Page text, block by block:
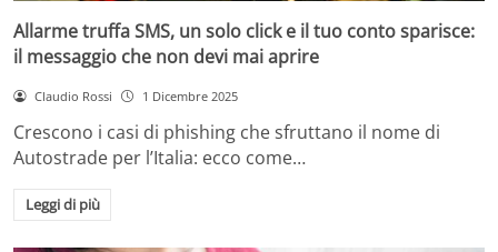
Allarme truffa SMS, un solo click e il tuo conto sparisce:
il messaggio che non devi mai aprire
Claudio Rossi 1 Dicembre 2025
Crescono i casi di phishing che sfruttano il nome di
Autostrade per l’Italia: ecco come…
Leggi di più